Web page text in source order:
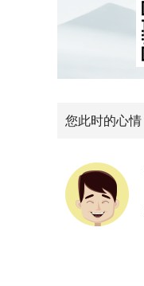
您此时的心情